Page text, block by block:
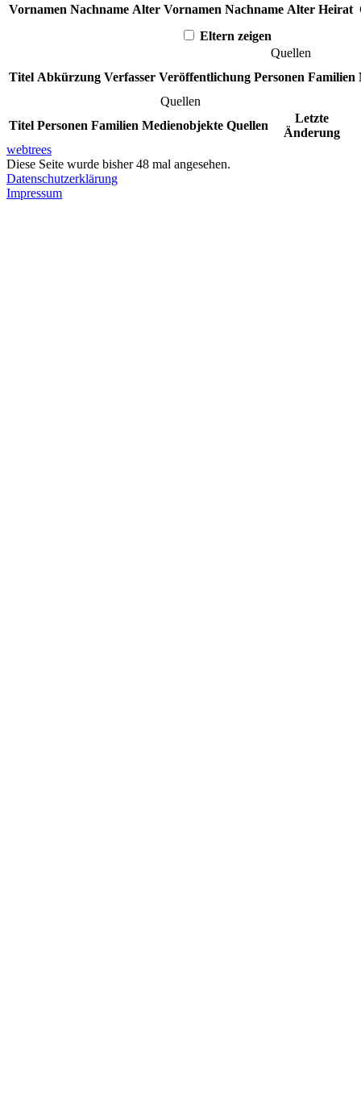
Vornamen Nachname Alter Vornamen Nachname Alter Heirat
Eltern zeigen
Quellen
Titel Abkürzung Verfasser Veröffentlichung Personen Familien
Quellen
Titel Personen Familien Medienobjekte Quellen
Letzte
Änderung
webtrees
Diese Seite wurde bisher48 mal angesehen.
Datenschutzerklärung
Impressum